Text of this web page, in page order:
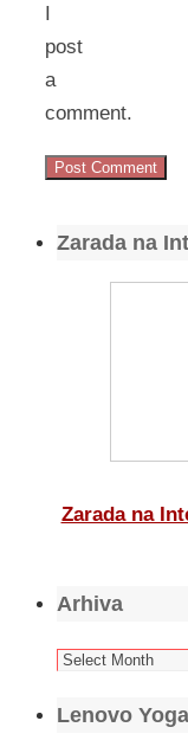
I
post
a
comment.
Zarada na
Zarada na
Arhiva
Arhiva
Lenovo